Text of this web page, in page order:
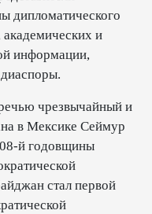
дипломатического
академических и
информации,
чрезвычайный и
в Мексике Сеймур
й годовщины
стал первой